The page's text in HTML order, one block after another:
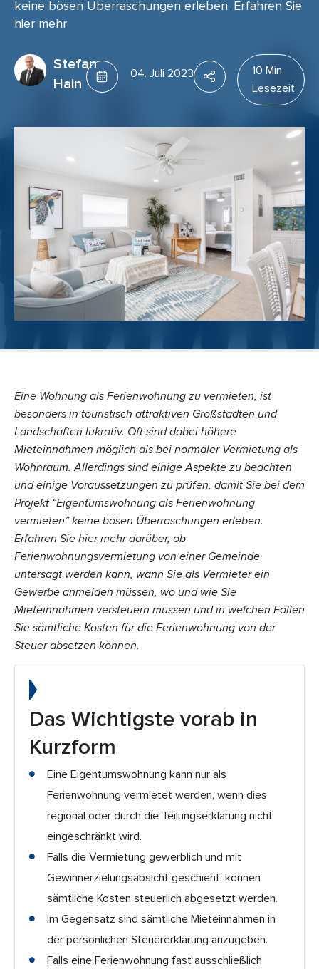
keine bösen Überraschungen erleben. Erfahren Sie
hier mehr
Stefan
Hain
04. Juli 2023
10 Min.
Lesezeit
Eine Wohnung als Ferienwohnung zu vermieten, ist
besonders in touristisch attraktiven Großstädten und
Landschaften lukrativ. Oft sind dabei höhere
Mieteinnahmen möglich als bei normaler Vermietung als
Wohnraum. Allerdings sind einige Aspekte zu beachten
und einige Voraussetzungen zu prüfen, damit Sie bei dem
Projekt “Eigentumswohnung als Ferienwohnung
vermieten” keine bösen Überraschungen erleben.
Erfahren Sie hier mehr darüber, ob
Ferienwohnungsvermietung von einer Gemeinde
untersagt werden kann, wann Sie als Vermieter ein
Gewerbe anmelden müssen, wo und wie Sie
Mieteinnahmen versteuern müssen und in welchen Fällen
Sie sämtliche Kosten für die Ferienwohnung von der
Steuer absetzen können.
Das Wichtigste vorab in
Kurzform
Eine Eigentumswohnung kann nur als
Ferienwohnung vermietet werden, wenn dies
regional oder durch die Teilungserklärung nicht
eingeschränkt wird.
Falls die Vermietung gewerblich und mit
Gewinnerzielungsabsicht geschieht, können
sämtliche Kosten steuerlich abgesetzt werden.
Im Gegensatz sind sämtliche Mieteinnahmen in
der persönlichen Steuererklärung anzugeben.
Falls eine Ferienwohnung fast ausschließlich